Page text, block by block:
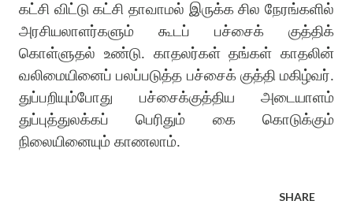
கட்சி விட்டு கட்சி தாவாமல் இருக்க சில நேரங்களில்
அரசியலாளர்களும் கூடப் பச்சைக் குத்திக்
கொள்ளுதல் உண்டு. காதலர்கள் தங்கள் காதலின்
வலிமையினைப் பலப்படுத்த பச்சைக் குத்தி மகிழ்வர்.
துப்பறியும்போது பச்சைக்குத்திய அடையாளம்
துப்புத்துலக்கப் பெரிதும் கை கொடுக்கும்
நிலையினையும் காணலாம்.
SHARE